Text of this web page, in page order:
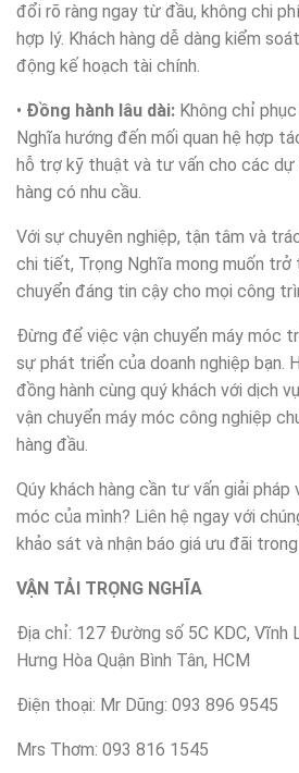
đổi rõ ràng ngay từ đầu, không chi
hợp lý. Khách hàng dễ dàng kiểm
động kế hoạch tài chính.
• Đồng hành lâu dài: Không chỉ
Nghĩa hướng đến mối quan hệ hợp
hỗ trợ kỹ thuật và tư vấn cho các dự
hàng có nhu cầu.
Với sự chuyên nghiệp, tận tâm và
chi tiết, Trọng Nghĩa mong muốn trở
chuyển đáng tin cậy cho mọi công
Đừng để việc vận chuyển máy móc
sự phát triển của doanh nghiệp bạn.
đồng hành cùng quý khách với dịch
vận chuyển máy móc công nghiệp
hàng đầu.
Qúy khách hàng cần tư vấn giải pháp
móc của mình? Liên hệ ngay với
khảo sát và nhận báo giá ưu đãi
VẬN TẢI TRỌNG NGHĨA
Địa chỉ: 127 Đường số 5C KDC, Vĩnh
Hưng Hòa Quận Bình Tân, HCM
Điện thoại: Mr Dũng: 093 896 9545
Mrs Thơm: 093 816 1545